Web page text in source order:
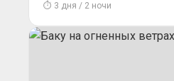
⏱ 3 дня / 2 ночи